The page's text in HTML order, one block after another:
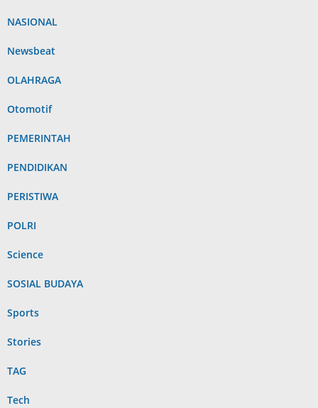
NASIONAL
Newsbeat
OLAHRAGA
Otomotif
PEMERINTAH
PENDIDIKAN
PERISTIWA
POLRI
Science
SOSIAL BUDAYA
Sports
Stories
TAG
Tech